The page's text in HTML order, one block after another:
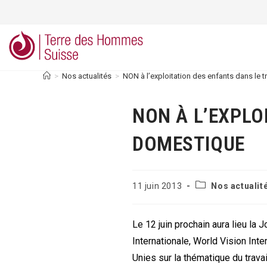
content
> Nos actualités > NON à l’exploitation des enfants dans le
NON À
DOMESTIQUE
Publication
11 juin 2013
PostNos
Le 12 juin prochain aura lieu la
Internationale, World Vision
Unies sur la thématique du